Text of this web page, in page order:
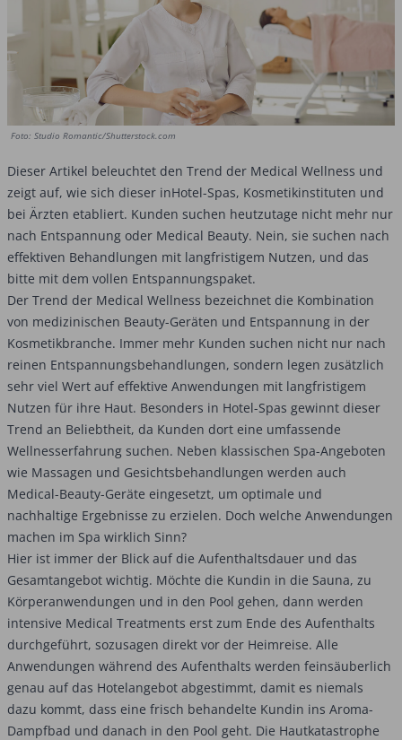
Foto: Studio Romantic/Shutterstock.com
Dieser Artikel beleuchtet den Trend der Medical Wellness und
zeigt auf, wie sich dieser inHotel-Spas, Kosmetikinstituten und
bei Ärzten etabliert. Kunden suchen heutzutage nicht mehr nur
nach Entspannung oder Medical Beauty. Nein, sie suchen nach
effektiven Behandlungen mit langfristigem Nutzen, und das
bitte mit dem vollen Entspannungspaket.
Der Trend der Medical Wellness bezeichnet die Kombination
von medizinischen Beauty-Geräten und Entspannung in der
Kosmetikbranche. Immer mehr Kunden suchen nicht nur nach
reinen Entspannungsbehandlungen, sondern legen zusätzlich
sehr viel Wert auf effektive Anwendungen mit langfristigem
Nutzen für ihre Haut. Besonders in Hotel-Spas gewinnt dieser
Trend an Beliebtheit, da Kunden dort eine umfassende
Wellnesserfahrung suchen. Neben klassischen Spa-Angeboten
wie Massagen und Gesichtsbehandlungen werden auch
Medical-Beauty-Geräte eingesetzt, um optimale und
nachhaltige Ergebnisse zu erzielen. Doch welche Anwendungen
machen im Spa wirklich Sinn?
Hier ist immer der Blick auf die Aufenthaltsdauer und das
Gesamtangebot wichtig. Möchte die Kundin in die Sauna, zu
Körperanwendungen und in den Pool gehen, dann werden
intensive Medical Treatments erst zum Ende des Aufenthalts
durchgeführt, sozusagen direkt vor der Heimreise. Alle
Anwendungen während des Aufenthalts werden feinsäuberlich
genau auf das Hotelangebot abgestimmt, damit es niemals
dazu kommt, dass eine frisch behandelte Kundin ins Aroma-
Dampfbad und danach in den Pool geht. Die Hautkatastrophe